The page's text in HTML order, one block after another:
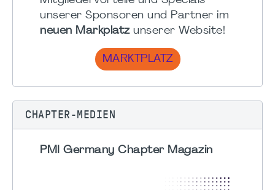
unserer Sponsoren und Partner im
neuen Markplatzunserer Website!
MARKTPLATZ
CHAPTER-MEDIEN
PMI Germany Chapter Magazin